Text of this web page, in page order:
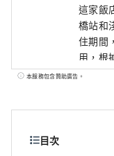
這家飯
橋站和
住期間
用，根
免費服
本服務包含贊助廣告。
目次